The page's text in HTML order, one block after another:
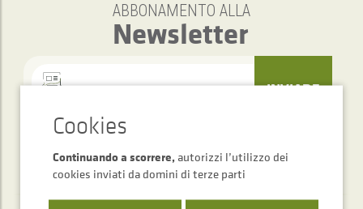
ABBONAMENTO ALLA
Newsletter
INVIARE
Continuando a scorrere, autorizzi l’utilizzo dei
cookies inviati da domini di terze parti